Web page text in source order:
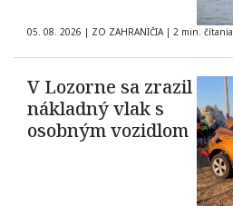
05. 08. 2026 | ZO ZAHRANIČIA | 2 min. čítania
V Lozorne sa zrazil
nákladný vlak s
osobným vozidlom